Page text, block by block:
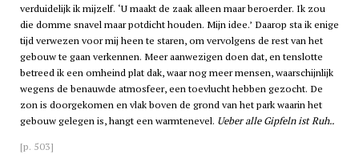
verduidelijk ik mijzelf. ‘U maakt de zaak alleen maar beroerder. Ik zou
die domme snavel maar potdicht houden. Mijn idee.’ Daarop sta ik enige
tijd verwezen voor mij heen te staren, om vervolgens de rest van het
gebouw te gaan verkennen. Meer aanwezigen doen dat, en tenslotte
betreed ik een omheind plat dak, waar nog meer mensen, waarschijnlijk
wegens de benauwde atmosfeer, een toevlucht hebben gezocht. De
zon is doorgekomen en vlak boven de grond van het park waarin het
gebouw gelegen is, hangt een warmtenevel. Ueber alle Gipfeln ist Ruh..
[p. 503]